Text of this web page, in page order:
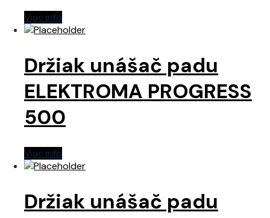
Viac info
Držiak unášač padu
ELEKTROMA PROGRESS
500
Viac info
Držiak unášač padu